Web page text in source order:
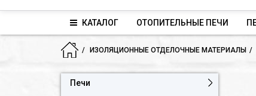
КАТАЛОГ ОТОПИТЕЛЬНЫЕ ПЕЧИ
ИЗОЛЯЦИОННЫЕ ОТДЕЛОЧНЫЕ МАТЕРИАЛЫ
Печи